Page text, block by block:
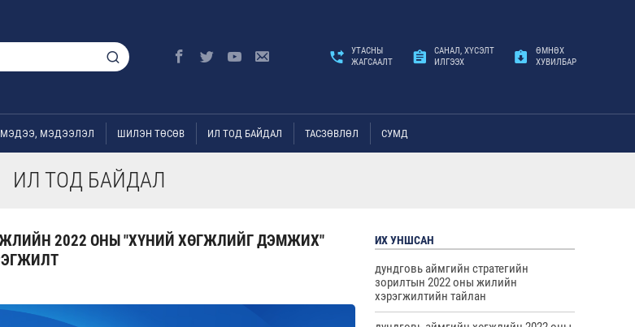
УТАСНЫ
ЖАГСААЛТ
САНАЛ, ХҮСЭЛТ
ИЛГЭЭХ
ӨМНӨХ
ХУВИЛБАР
МЭДЭЭ, МЭДЭЭЛЭЛ ШИЛЭН ТӨСӨВ ИЛ ТОД БАЙДАЛ ТАСЗӨВЛӨЛ СУМД
ИЛ ТОД БАЙДАЛ
2022 ОНЫ "ХҮНИЙ ХӨГЖЛИЙГ ДЭМЖИХ"
ИХ УНШСАН
дундговь аймгийн стратегийн
зорилтын 2022 оны жилийн
хэрэгжилтийн тайлан